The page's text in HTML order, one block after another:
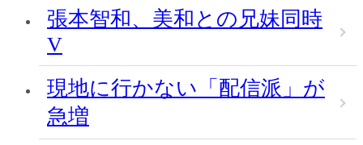
張本智和、美和との兄妹同時
V
現地に行かない「配信派」が
急増